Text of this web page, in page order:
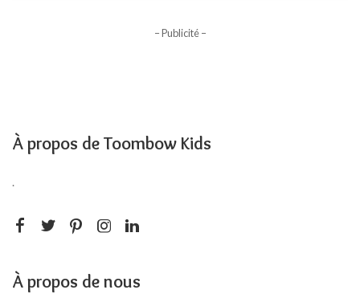
– Publicité –
À propos de Toombow Kids
.
À propos de nous